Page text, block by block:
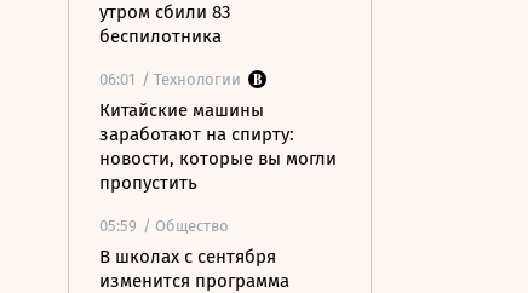
утром сбили 83
беспилотника
06:01 / Технологии
Китайские машины
заработают на спирту:
новости, которые вы могли
пропустить
05:59 / Общество
В школах с сентября
изменится программа